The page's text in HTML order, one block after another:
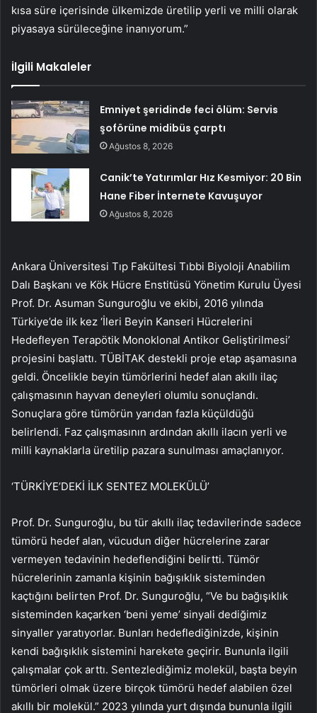
kısa süre içerisinde ülkemizde üretilip yerli ve milli olarak
piyasaya sürüleceğine inanıyorum.”
İlgili Makaleler
Emniyet şeridinde feci ölüm: Servis
şoförüne midibüs çarptı
Ağustos 8, 2026
Canik’te Yatırımlar Hız Kesmiyor: 20 Bin
Hane Fiber İnternete Kavuşuyor
Ağustos 8, 2026
Ankara Üniversitesi Tıp Fakültesi Tıbbi Biyoloji Anabilim
Dalı Başkanı ve Kök Hücre Enstitüsü Yönetim Kurulu Üyesi
Prof. Dr. Asuman Sunguroğlu ve ekibi, 2016 yılında
Türkiye’de ilk kez ‘İleri Beyin Kanseri Hücrelerini
Hedefleyen Terapötik Monoklonal Antikor Geliştirilmesi’
projesini başlattı. TÜBİTAK destekli proje etap aşamasına
geldi. Öncelikle beyin tümörlerini hedef alan akıllı ilaç
çalışmasının hayvan deneyleri olumlu sonuçlandı.
Sonuçlara göre tümörün yarıdan fazla küçüldüğü
belirlendi. Faz çalışmasının ardından akıllı ilacın yerli ve
milli kaynaklarla üretilip pazara sunulması amaçlanıyor.
‘TÜRKİYE’DEKİ İLK SENTEZ MOLEKÜLÜ’
Prof. Dr. Sunguroğlu, bu tür akıllı ilaç tedavilerinde sadece
tümörü hedef alan, vücudun diğer hücrelerine zarar
vermeyen tedavinin hedeflendiğini belirtti. Tümör
hücrelerinin zamanla kişinin bağışıklık sisteminden
kaçtığını belirten Prof. Dr. Sunguroğlu, “Ve bu bağışıklık
sisteminden kaçarken ‘beni yeme’ sinyali dediğimiz
sinyaller yaratıyorlar. Bunları hedeflediğinizde, kişinin
kendi bağışıklık sistemini harekete geçirir. Bununla ilgili
çalışmalar çok arttı. Sentezlediğimiz molekül, başta beyin
tümörleri olmak üzere birçok tümörü hedef alabilen özel
akıllı bir molekül.” 2023 yılında yurt dışında bununla ilgili